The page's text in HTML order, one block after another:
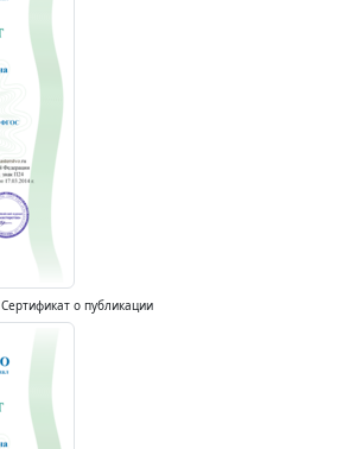
Сертификат о публикации